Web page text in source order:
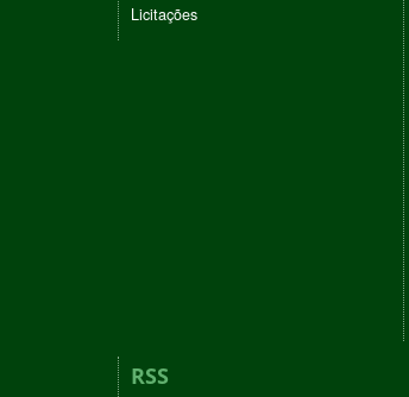
Licitações
RSS